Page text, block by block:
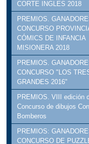
CORTE INGLES 2018
PREMIOS.
CONCURSO
CÓMICS DE INFANCIA
MISIONERA 2018
PREMIOS.
CONCURSO "LOS
GRANDES 2016"
PREMIOS. VIII edición
Concurso de dibujos
Bomberos
PREMIOS:
CONCURSO DE